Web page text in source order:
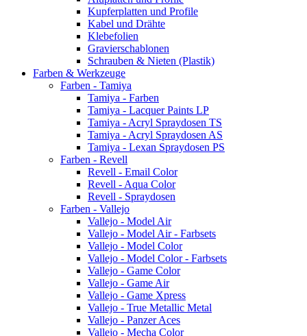
Kupferplatten und Profile
Kabel und Drähte
Klebefolien
Gravierschablonen
Schrauben & Nieten (Plastik)
Farben & Werkzeuge
Farben - Tamiya
Tamiya - Farben
Tamiya - Lacquer Paints LP
Tamiya - Acryl Spraydosen TS
Tamiya - Acryl Spraydosen AS
Tamiya - Lexan Spraydosen PS
Farben - Revell
Revell - Email Color
Revell - Aqua Color
Revell - Spraydosen
Farben - Vallejo
Vallejo - Model Air
Vallejo - Model Air - Farbsets
Vallejo - Model Color
Vallejo - Model Color - Farbsets
Vallejo - Game Color
Vallejo - Game Air
Vallejo - Game Xpress
Vallejo - True Metallic Metal
Vallejo - Panzer Aces
Vallejo - Mecha Color